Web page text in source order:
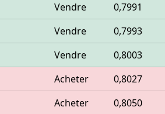
Vendre 0,7991
Vendre 0,7993
Vendre 0,8003
Acheter 0,8027
Acheter 0,8050